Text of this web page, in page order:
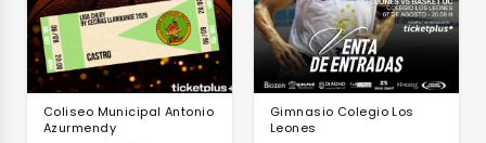
Coliseo Municipal Antonio
Azurmendy
Gimnasio Colegio Los
Leones